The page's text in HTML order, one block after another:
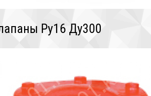
Ру16 Ду300